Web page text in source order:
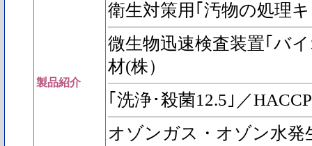
製品紹介
衛生対策用｢汚物の処理
微生物迅速検査装置｢バ
材(株）
｢洗浄･殺菌12.5｣／
オゾンガス・オゾン水発